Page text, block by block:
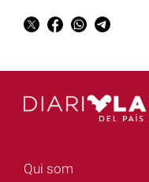
Qui som